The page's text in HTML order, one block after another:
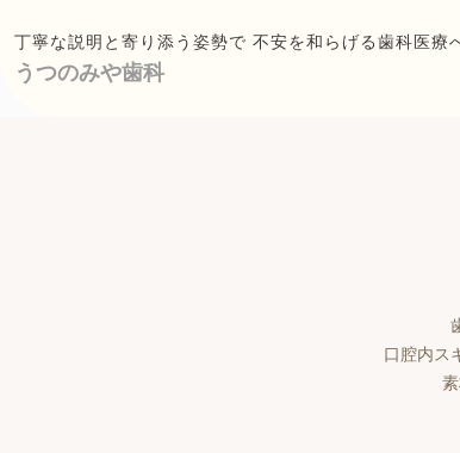
丁寧な説明と寄り添う姿勢で 不安を和らげる歯科医療
うつのみや歯科
口腔内ス